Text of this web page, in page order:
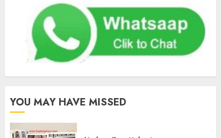
YOU MAY HAVE MISSED